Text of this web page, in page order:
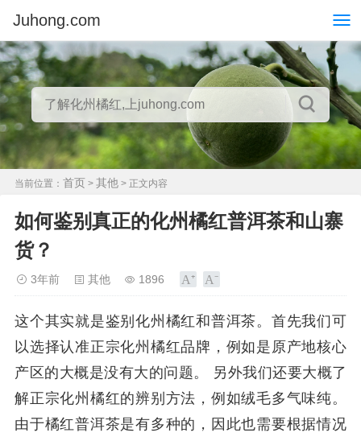
Juhong.com
当前位置： 首页 > 其他 > 正文内容
如何鉴别真正的化州橘红普洱茶和山寨
货？
3年前 其他 1896
这个其实就是鉴别化州橘红和普洱茶。首先我们可
以选择认准正宗化州橘红品牌，例如是原产地核心
产区的大概是没有大的问题。 另外我们还要大概了
解正宗化州橘红的辨别方法，例如绒毛多气味纯。
由于橘红普洱茶是有多种的，因此也需要根据情况